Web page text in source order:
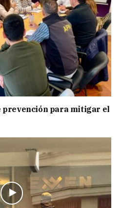
prevención para mitigar el